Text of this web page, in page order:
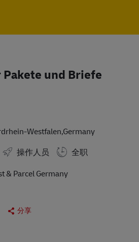
und Briefe
Westfalen,Germany
操作人员
全职
& Parcel Germany
分享